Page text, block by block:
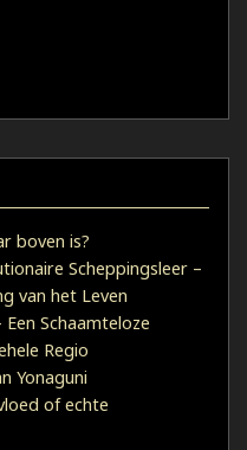
boven is?
Scheppingsleer –
van het Leven
Schaamteloze
Regio
Yonaguni
of echte